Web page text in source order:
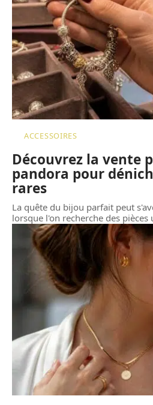
ACCESSOIRES
Découvrez la vente
pandora pour
rares
La quête du bijou parfait peut
lorsque l'on recherche des pièces